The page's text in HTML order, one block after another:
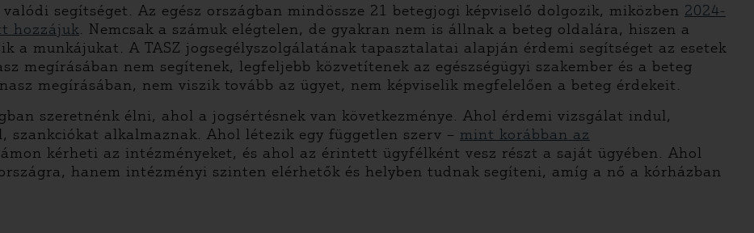
segítséget. Az egész országban mindössze 21 betegjogi képviselő dolgozik, miközben 2024-
hozzájuk. Nemcsak a számuk elégtelen, de gyakran nem is állnak a beteg oldalára, hiszen a
a munkájukat. A TASZ jogsegélyszolgálatának tapasztalatai alapján érdemi segítséget az esetek
megírásában nem segítenek, legfeljebb közvetítenek az egészségügyi szakember és a beteg
megírásában, nem viszik tovább az ügyet, nem képviselik megfelelően a beteg érdekeit.
szeretnénk élni, ahol a jogsértésnek van következménye. Ahol érdemi vizsgálat indul,
alkalmaznak. Ahol létezik egy független szerv – mint korábban az
kérheti az intézményeket, és ahol az érintett ügyfélként vesz részt a saját ügyében. Ahol
hanem intézményi szinten elérhetők és helyben tudnak segíteni, amíg a nő a kórházban